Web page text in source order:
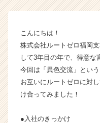
イ
イ
ン】
|
ベ
ン
こんにちは！
株式会社ルートゼロ福岡
して3年目の年で、得意な
今回は「異色交流」とい
お互いにルートゼロに対
け合ってみました！
●入社のきっかけ